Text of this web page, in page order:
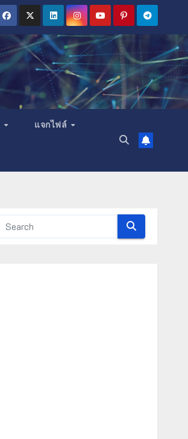
แจกไฟล์